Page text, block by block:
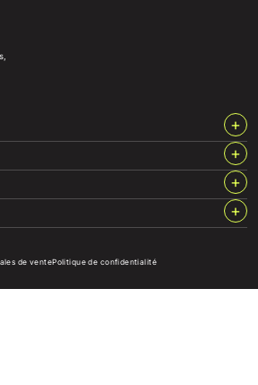
+
+
+
+
de ventePolitique de confidentialité